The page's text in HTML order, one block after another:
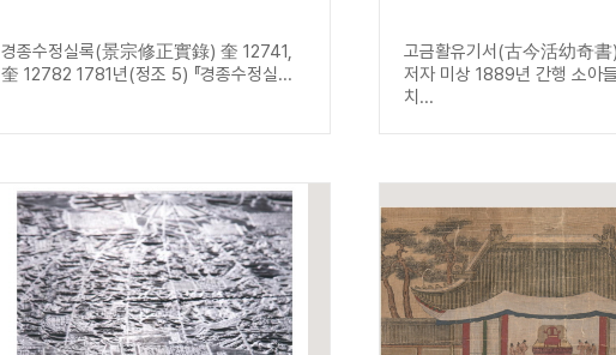
경종수정실록(景宗修正實錄) 奎 12741,
奎 12782 1781년(정조 5) 『경종수정실...
고금활유기서(古今活幼奇
저자 미상 1889년 간행 소아
치...